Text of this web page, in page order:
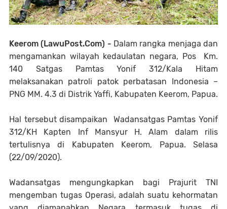
Keerom (LawuPost.Com) - Dalam rangka menjaga dan
mengamankan wilayah kedaulatan negara, Pos Km.
140 Satgas Pamtas Yonif 312/Kala Hitam
melaksanakan patroli patok perbatasan Indonesia –
PNG MM. 4.3 di Distrik Yaffi, Kabupaten Keerom, Papua.
Hal tersebut disampaikan Wadansatgas Pamtas Yonif
312/KH Kapten Inf Mansyur H. Alam dalam rilis
tertulisnya di Kabupaten Keerom, Papua. Selasa
(22/09/2020).
Wadansatgas mengungkapkan bagi Prajurit TNI
mengemban tugas Operasi, adalah suatu kehormatan